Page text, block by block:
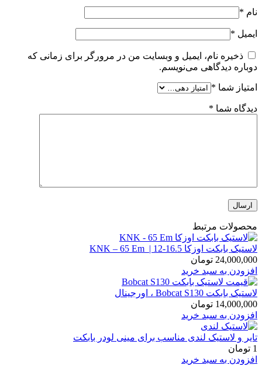
نام *
ایمیل *
ذخیره نام، ایمیل و وبسایت من در مرورگر برای زمانی که
دوباره دیدگاهی می‌نویسم.
امتیاز شما *
دیدگاه شما *
محصولات مرتبط
لاستیک بابکت اوزکا 16.5-12 | KNK – 65 Em
24,000,000 تومان
افزودن به سبد خرید
لاستیک بابکت Bobcat S130 ، اورجینال
14,000,000 تومان
افزودن به سبد خرید
تایر و لاستیک لندی مناسب برای مینی لودر بابکت
1 تومان
افزودن به سبد خرید